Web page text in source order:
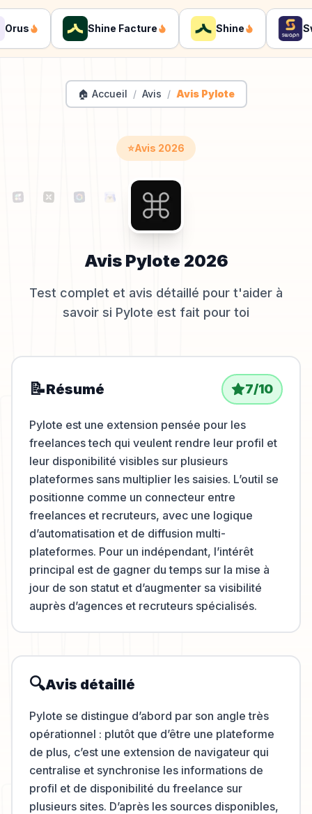
Shine Facture Shine
🏠 Accueil / Avis / Avis Pylote
⭐Avis 2026
Avis Pylote 2026
Test complet et avis détaillé pour t'aider à
savoir si Pylote est fait pour toi
📝Résumé 7/10
Pylote est une extension pensée pour les
freelances tech qui veulent rendre leur profil et
leur disponibilité visibles sur plusieurs
plateformes sans multiplier les saisies. L’outil se
positionne comme un connecteur entre
freelances et recruteurs, avec une logique
d’automatisation et de diffusion multi-
plateformes. Pour un indépendant, l’intérêt
principal est de gagner du temps sur la mise à
jour de son statut et d’augmenter sa visibilité
auprès d’agences et recruteurs spécialisés.
🔍Avis détaillé
Pylote se distingue d’abord par son angle très
opérationnel : plutôt que d’être une plateforme
de plus, c’est une extension de navigateur qui
centralise et synchronise les informations de
profil et de disponibilité du freelance sur
plusieurs sites. D’après les sources disponibles,